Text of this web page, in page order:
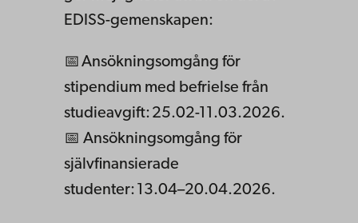
EDISS-gemenskapen:
📅 Ansökningsomgång för
stipendium med befrielse från
studieavgift: 25.02-11.03.2026.
📅 Ansökningsomgång för
självfinansierade
studenter: 13.04–20.04.2026.